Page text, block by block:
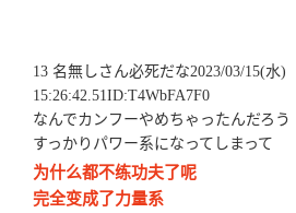
13 名無しさん必死だな2023/03/15(水)
15:26:42.51ID:T4WbFA7F0
なんでカンフーやめちゃったんだろう
すっかりパワー系になってしまって
为什么都不练功夫了呢
完全变成了力量系